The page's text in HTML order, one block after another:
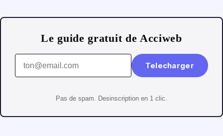
Le guide gratuit de Acciweb
Telecharger
Pas de spam. Desinscription en 1 clic.